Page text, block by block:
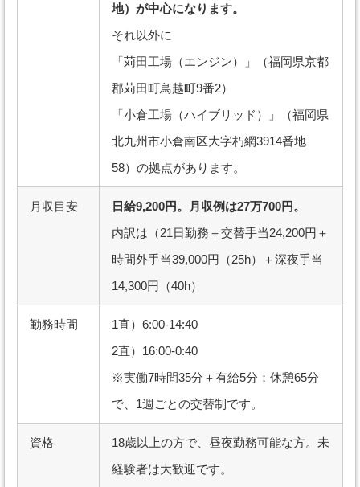
地）が中心になります。
それ以外に
「苅田工場（エンジン）」（福岡県京都
郡苅田町鳥越町9番2）
「小倉工場（ハイブリッド）」（福岡県
北九州市小倉南区大字朽網3914番地
58）の拠点があります。
月収目安
日給9,200円。月収例は27万700円。
内訳は（21日勤務＋交替手当24,200円＋
時間外手当39,000円（25h）＋深夜手当
14,300円（40h）
勤務時間
1直）6:00-14:40
2直）16:00-0:40
※実働7時間35分＋有給5分：休憩65分
で、1週ごとの交替制です。
資格
18歳以上の方で、昼夜勤務可能な方。未
経験者は大歓迎です。